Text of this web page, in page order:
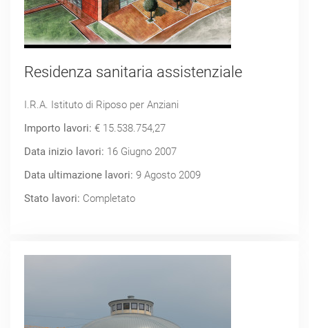
Residenza sanitaria assistenziale
I.R.A. Istituto di Riposo per Anziani
Importo lavori: € 15.538.754,27
Data inizio lavori: 16 Giugno 2007
Data ultimazione lavori: 9 Agosto 2009
Stato lavori: Completato